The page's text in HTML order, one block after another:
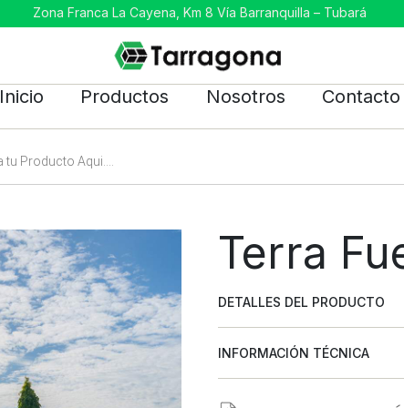
Zona Franca La Cayena, Km 8 Vía Barranquilla – Tubará
Inicio Productos Nosotros Contacto
Terra
DETALLES DEL PRODUCTO
INFORMACIÓN TÉCNICA